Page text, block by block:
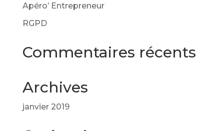
Apéro’ Entrepreneur
RGPD
Commentaires récents
Archives
janvier 2019